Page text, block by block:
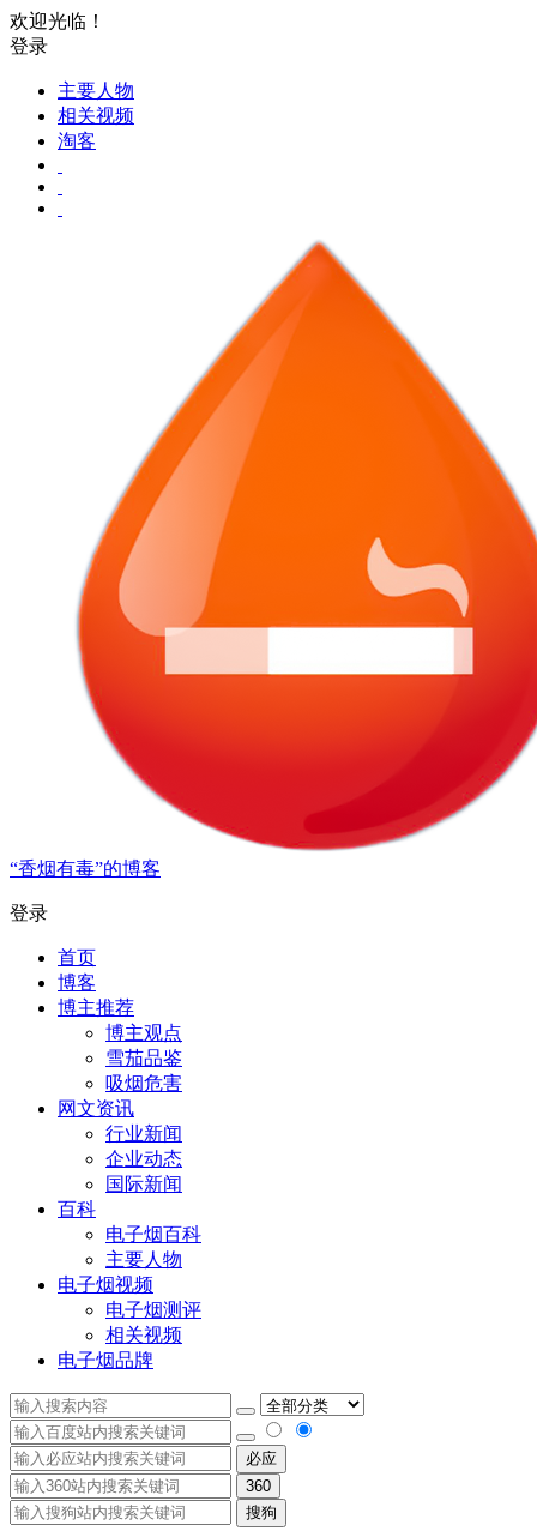
欢迎光临！
登录
主要人物
相关视频
淘客
“香烟有毒”的博客
登录
首页
博客
博主推荐
博主观点
雪茄品鉴
吸烟危害
网文资讯
行业新闻
企业动态
国际新闻
百科
电子烟百科
主要人物
电子烟视频
电子烟测评
相关视频
电子烟品牌
必应
360
搜狗